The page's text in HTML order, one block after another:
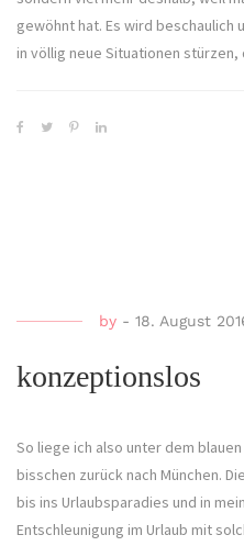
gewöhnt hat. Es wird beschaulich
in völlig neue Situationen stürzen,
by - 18. August
konzeptionslos
So liege ich also unter dem
bisschen zurück nach München.
bis ins Urlaubsparadies und in
Entschleunigung im Urlaub mit